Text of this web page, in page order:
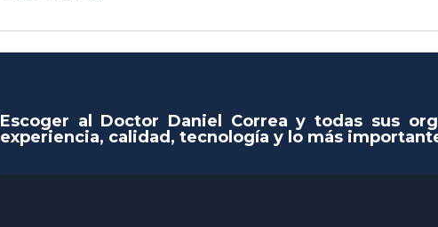
Escoger al Doctor Daniel Correa y todas sus
experiencia, calidad, tecnología y lo más